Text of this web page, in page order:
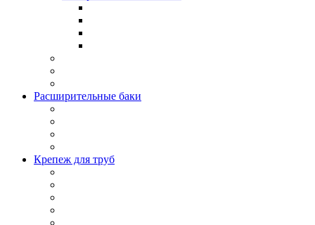
Расширительные баки
Крепеж для труб